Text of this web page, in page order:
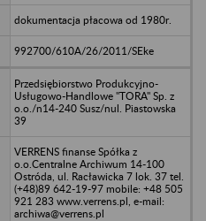
dokumentacja płacowa od 1980r.
992700/610A/26/2011/SEke
Przedsiębiorstwo Produkcyjno-
Usługowo-Handlowe "TORA" Sp. z
o.o./n14-240 Susz/nul. Piastowska
39
VERRENS finanse Spółka z
o.o.Centralne Archiwum 14-100
Ostróda, ul. Racławicka 7 lok. 37 tel.
(+48)89 642-19-97 mobile: +48 505
921 283 www.verrens.pl, e-mail:
archiwa@verrens.pl